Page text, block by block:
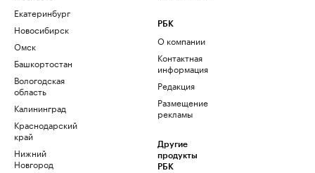
Екатеринбург
Новосибирск
Омск
Башкортостан
Вологодская
область
Калининград
Краснодарский
край
Нижний
Новгород
РБК
О компании
Контактная
информация
Редакция
Размещение
рекламы
Другие
продукты
РБК